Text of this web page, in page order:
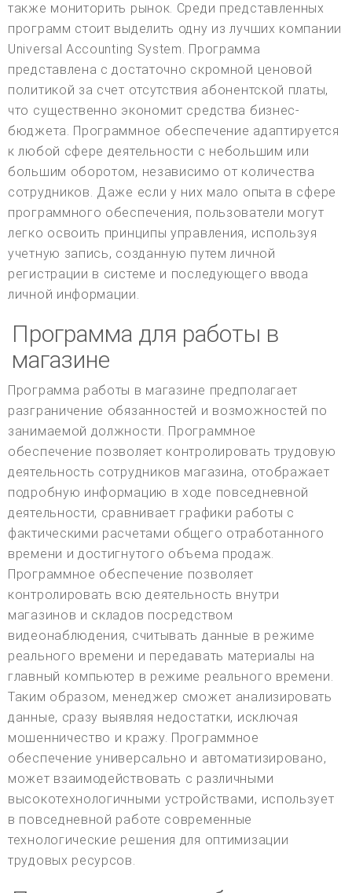
также мониторить рынок. Среди представленных
программ стоит выделить одну из лучших компании
Universal Accounting System. Программа
представлена с достаточно скромной ценовой
политикой за счет отсутствия абонентской платы,
что существенно экономит средства бизнес-
бюджета. Программное обеспечение адаптируется
к любой сфере деятельности с небольшим или
большим оборотом, независимо от количества
сотрудников. Даже если у них мало опыта в сфере
программного обеспечения, пользователи могут
легко освоить принципы управления, используя
учетную запись, созданную путем личной
регистрации в системе и последующего ввода
личной информации.
Программа для работы в
магазине
Программа работы в магазине предполагает
разграничение обязанностей и возможностей по
занимаемой должности. Программное
обеспечение позволяет контролировать трудовую
деятельность сотрудников магазина, отображает
подробную информацию в ходе повседневной
деятельности, сравнивает графики работы с
фактическими расчетами общего отработанного
времени и достигнутого объема продаж.
Программное обеспечение позволяет
контролировать всю деятельность внутри
магазинов и складов посредством
видеонаблюдения, считывать данные в режиме
реального времени и передавать материалы на
главный компьютер в режиме реального времени.
Таким образом, менеджер сможет анализировать
данные, сразу выявляя недостатки, исключая
мошенничество и кражу. Программное
обеспечение универсально и автоматизировано,
может взаимодействовать с различными
высокотехнологичными устройствами, использует
в повседневной работе современные
технологические решения для оптимизации
трудовых ресурсов.